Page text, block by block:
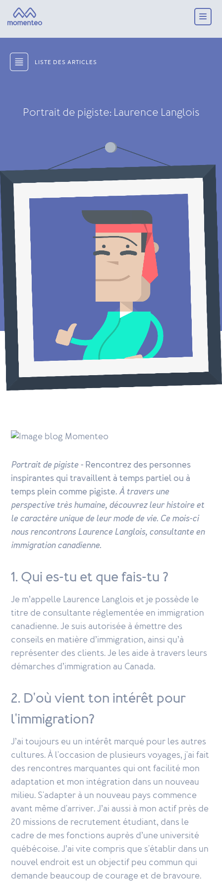
LISTE DES ARTICLES
Portrait de pigiste: Laurence Langlois
Portrait de pigiste - Rencontrez des personnes
inspirantes qui travaillent à temps partiel ou à
temps plein comme pigiste.À travers une
perspective très humaine, découvrez leur histoire et
le caractère unique de leur mode de vie. Ce mois-ci
nous rencontrons Laurence Langlois, consultante en
immigration canadienne.
1. Qui es-tu et que fais-tu ?
Je m’appelle Laurence Langlois et je possède le
titre de consultante réglementée en immigration
canadienne. Je suis autorisée à émettre des
conseils en matière d’immigration, ainsi qu’à
représenter des clients. Je les aide à travers leurs
démarches d’immigration au Canada.
2. D'où vient ton intérêt pour
l'immigration?
J’ai toujours eu un intérêt marqué pour les autres
cultures. À l'occasion de plusieurs voyages, j'ai fait
des rencontres marquantes qui ont facilité mon
adaptation et mon intégration dans un nouveau
milieu. S'adapter à un nouveau pays commence
avant même d'arriver. J’ai aussi à mon actif près de
20 missions de recrutement étudiant, dans le
cadre de mes fonctions auprès d’une université
québécoise. J’ai vite compris que s'établir dans un
nouvel endroit est un objectif peu commun qui
demande beaucoup de courage et de bravoure.